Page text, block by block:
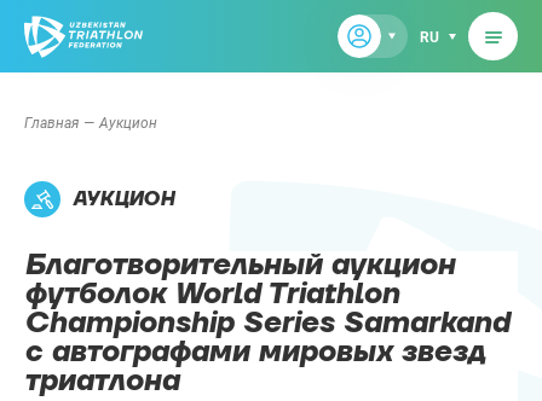
RU
Главная Аукцион
АУКЦИОН
Благотворительный аукцион
футболок World Triathlon
Championship Series Samarkand
с автографами мировых звезд
триатлона